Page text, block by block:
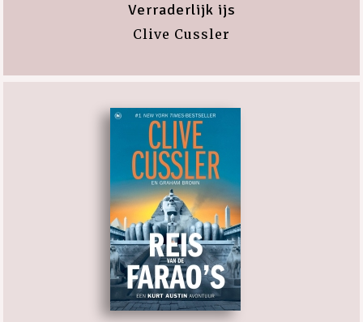
Verraderlijk ijs
Clive Cussler